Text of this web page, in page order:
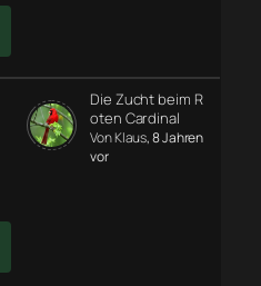
Die Zucht beim R
oten Cardinal
Von Klaus, 8 Jahren
vor